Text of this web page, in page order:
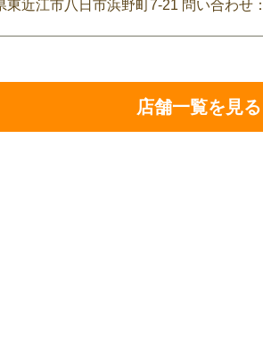
東近江市八日市浜野町7-21 問い合わせ
店舗一覧を見る